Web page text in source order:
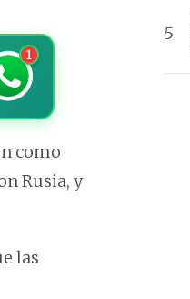
1
como
Rusia, y
las